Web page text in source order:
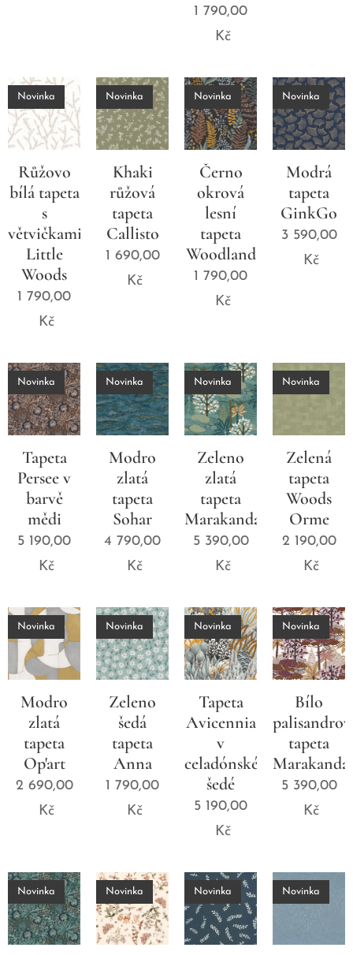
1 790,00
Kč
Růžovo
bílá tapeta
s
větvičkami
Little
Woods
Novinka
1 790,00
Kč
Khaki
růžová
tapeta
Callisto
Novinka
1 690,00
Kč
Černo
okrová
lesní
tapeta
Woodland
Novinka
1 790,00
Kč
Modrá
tapeta
GinkGo
Novinka
3 590,00
Kč
Tapeta
Persee v
barvě
mědi
Novinka
5 190,00
Kč
Modro
zlatá
tapeta
Sohar
Novinka
4 790,00
Kč
Zeleno
zlatá
tapeta
Marakanda
Novinka
5 390,00
Kč
Zelená
tapeta
Woods
Orme
Novinka
2 190,00
Kč
Modro
zlatá
tapeta
Op'art
Novinka
2 690,00
Kč
Zeleno
šedá
tapeta
Anna
Novinka
1 790,00
Kč
Tapeta
Avicennia
v
celadónské
šedé
Novinka
5 190,00
Kč
Bílo
tapeta
Marakanda
Novinka
5 390,00
Kč
Novinka Novinka Novinka Novinka